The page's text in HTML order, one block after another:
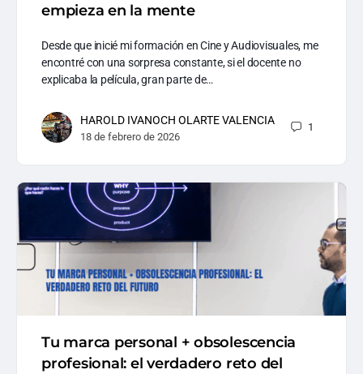
empieza en la mente
Desde que inicié mi formación en Cine y Audiovisuales, me
encontré con una sorpresa constante, si el docente no
explicaba la película, gran parte de…
HAROLD IVANOCH OLARTE VALENCIA
18 de febrero de 2026
1
Tu marca personal + obsolescencia
profesional: el verdadero reto del